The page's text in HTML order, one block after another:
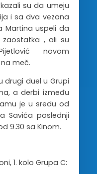
su da umeju
i sa dva vezana
Martina uspeli da
, ali su
novom
meč.
duel u Grupi
a derbi između
je u sredu od
Savića poslednji
9.30 sa Kinom.
1. kolo Grupa C: